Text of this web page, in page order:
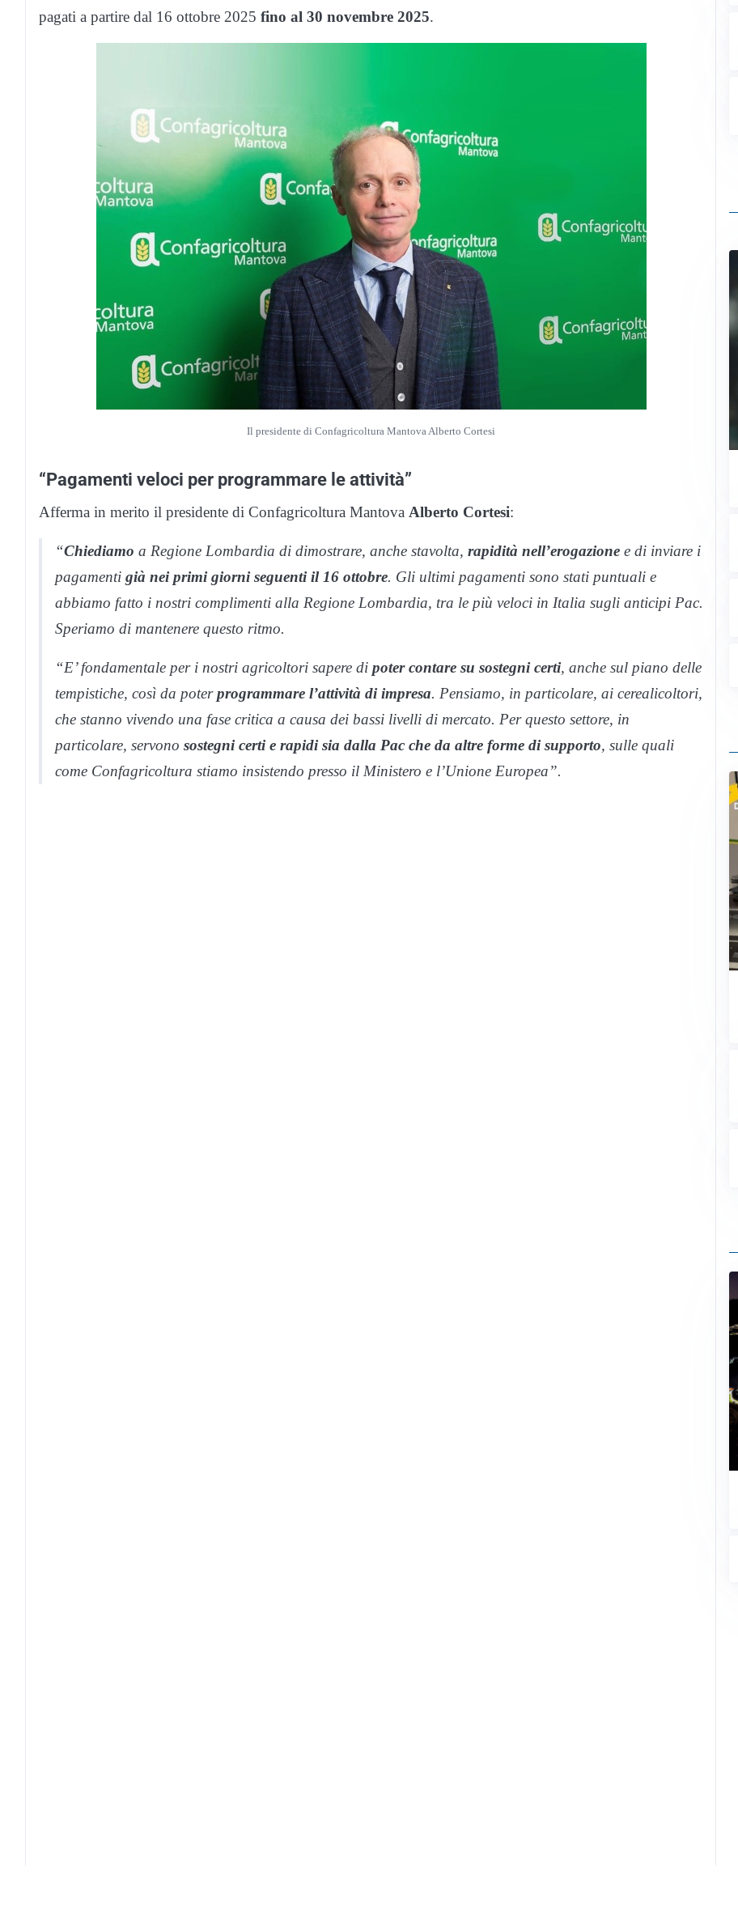
pagati a partire dal 16 ottobre 2025 fino al 30 novembre 2025.
Il presidente di Confagricoltura Mantova Alberto Cortesi
“Pagamenti veloci per programmare le attività”
Afferma in merito il presidente di Confagricoltura Mantova Alberto Cortesi:
“Chiediamo a Regione Lombardia di dimostrare, anche stavolta, rapidità nell’erogazione e di inviare i
pagamenti già nei primi giorni seguenti il 16 ottobre. Gli ultimi pagamenti sono stati puntuali e
abbiamo fatto i nostri complimenti alla Regione Lombardia, tra le più veloci in Italia sugli anticipi Pac.
Speriamo di mantenere questo ritmo.
“E’ fondamentale per i nostri agricoltori sapere di poter contare su sostegni certi, anche sul piano delle
tempistiche, così da poterprogrammare l’attività di impresa. Pensiamo, in particolare, ai cerealicoltori,
che stanno vivendo una fase critica a causa dei bassi livelli di mercato. Per questo settore, in
particolare, servono sostegni certi e rapidi sia dalla Pac che da altre forme di supporto, sulle quali
come Confagricoltura stiamo insistendo presso il Ministero e l’Unione Europea”.